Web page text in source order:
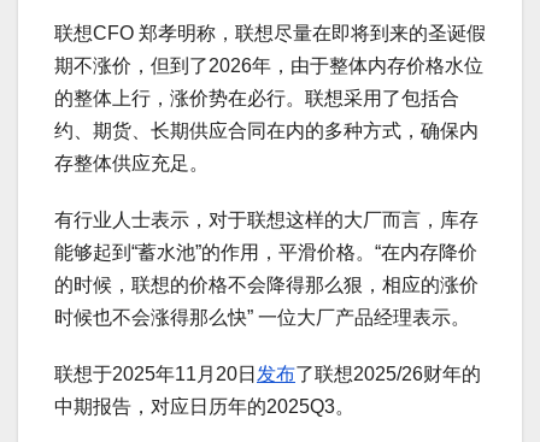
联想CFO 郑孝明称，联想尽量在即将到来的圣诞假
期不涨价，但到了2026年，由于整体内存价格水位
的整体上行，涨价势在必行。联想采用了包括合
约、期货、长期供应合同在内的多种方式，确保内
存整体供应充足。
有行业人士表示，对于联想这样的大厂而言，库存
能够起到“蓄水池”的作用，平滑价格。“在内存降价
的时候，联想的价格不会降得那么狠，相应的涨价
时候也不会涨得那么快” 一位大厂产品经理表示。
联想于2025年11月20日 发布了联想2025/26财年的
中期报告，对应日历年的2025Q3。